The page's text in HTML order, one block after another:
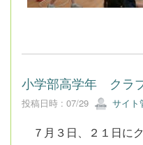
小学部高学年 クラ
投稿日時 : 07/29 サイト
７月３日、２１日に